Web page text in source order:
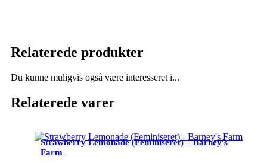
Relaterede produkter
Du kunne muligvis også være interesseret i...
Relaterede varer
Strawberry Lemonade (Feminiseret) – Barney’s
Farm